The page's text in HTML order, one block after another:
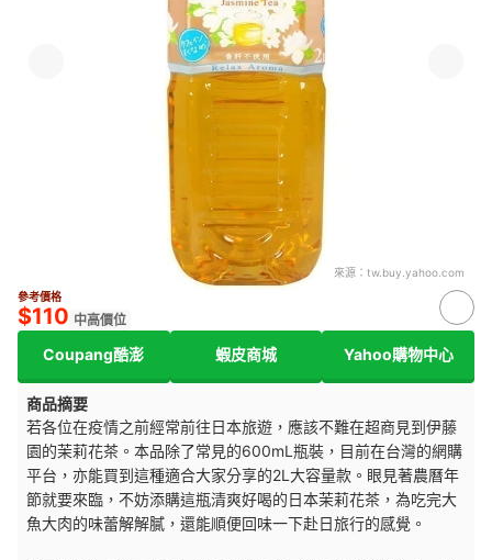
來源： tw.buy.yahoo.com
參考價格
$110 中高價位
Coupang酷澎 蝦皮商城 Yahoo購物中心
商品摘要
若各位在疫情之前經常前往日本旅遊，應該不難在超商見到伊藤
園的茉莉花茶。本品除了常見的600mL瓶裝，目前在台灣的網購
平台，亦能買到這種適合大家分享的2L大容量款。眼見著農曆年
節就要來臨，不妨添購這瓶清爽好喝的日本茉莉花茶，為吃完大
魚大肉的味蕾解解膩，還能順便回味一下赴日旅行的感覺。